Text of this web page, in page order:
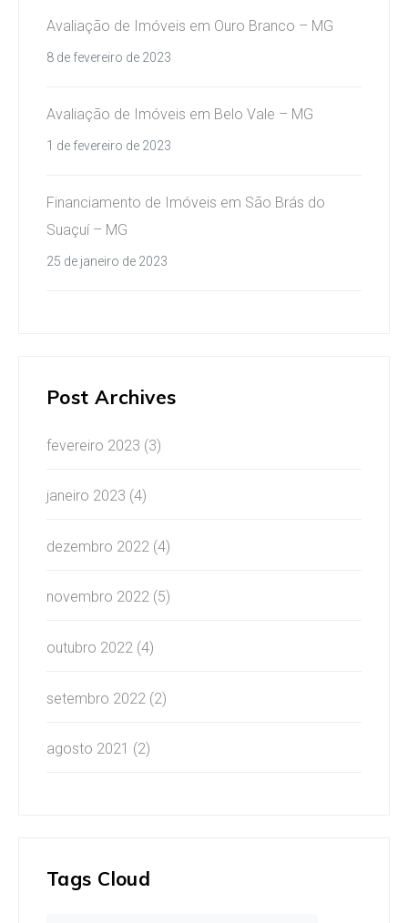
Avaliação de Imóveis em Ouro Branco – MG
8 de fevereiro de 2023
Avaliação de Imóveis em Belo Vale – MG
1 de fevereiro de 2023
Financiamento de Imóveis em São Brás do
Suaçuí – MG
25 de janeiro de 2023
Post Archives
fevereiro 2023 (3)
janeiro 2023 (4)
dezembro 2022 (4)
novembro 2022 (5)
outubro 2022 (4)
setembro 2022 (2)
agosto 2021 (2)
Tags Cloud